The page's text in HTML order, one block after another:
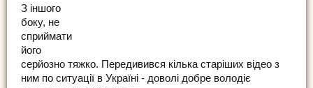
З іншого
боку, не
сприймати
його
серйозно тяжко. Передивився кілька старіших відео з
ним по ситуації в Україні - доволі добре володіє